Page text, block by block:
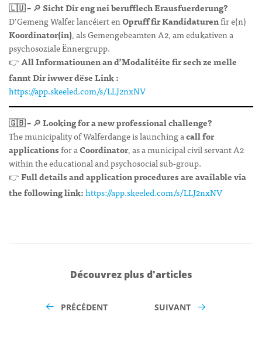
🇱🇺 –🔎 Sicht Dir eng nei berufflech Erausfuerderung?
D’Gemeng Walfer lancéiert enOpruff fir Kandidaturenfir e(n)
Koordinator(in), als Gemengebeamten A2, am edukativen a
psychosoziale Ënnergrupp.
👉All Informatiounen an d’Modalitéite fir sech ze melle
fannt Dir iwwer dëse Link :
https://app.skeeled.com/s/LLJ2nxNV
🇬🇧 –🔎Looking for a new professional challenge?
The municipality of Walferdange is launching acall for
applicationsfor aCoordinator, as a municipal civil servant A2
within the educational and psychosocial sub-group.
👉Full details and application procedures are available via
the following link:https://app.skeeled.com/s/LLJ2nxNV
Découvrez plus d'articles
PRÉCÉDENT SUIVANT